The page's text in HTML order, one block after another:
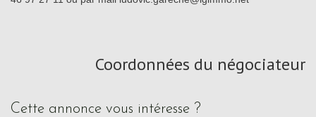
Coordonnées du négociateur
cette annonce vous intéresse ?